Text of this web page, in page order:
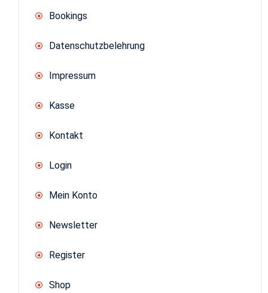
Bookings
Datenschutzbelehrung
Impressum
Kasse
Kontakt
Login
Mein Konto
Newsletter
Register
Shop